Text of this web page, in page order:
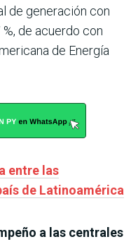
de generación con
de acuerdo con
de Energía
entre las
de Latinoamérica
a las centrales